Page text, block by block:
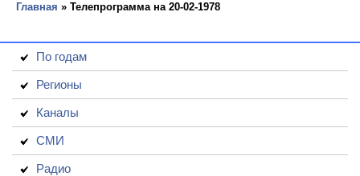
Главная » Телепрограмма на 20-02-1978
По годам
Регионы
Каналы
СМИ
Радио